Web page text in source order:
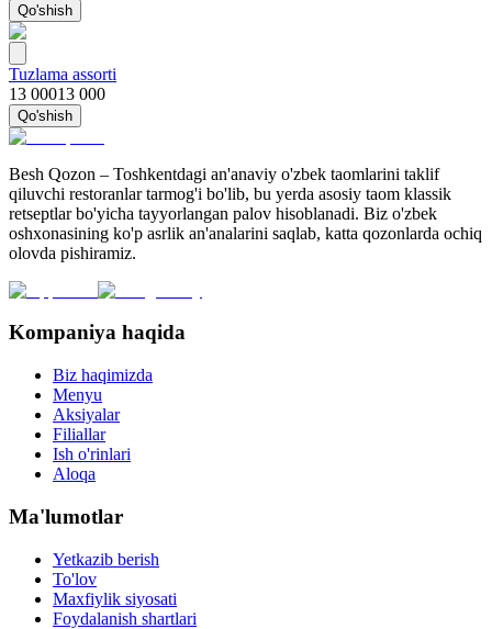
Qo'shish
Tuzlama assorti
13 00013 000
Qo'shish
Besh Qozon – Toshkentdagi an'anaviy o'zbek taomlarini taklif
qiluvchi restoranlar tarmog'i bo'lib, bu yerda asosiy taom klassik
retseptlar bo'yicha tayyorlangan palov hisoblanadi. Biz o'zbek
oshxonasining ko'p asrlik an'analarini saqlab, katta qozonlarda ochiq
olovda pishiramiz.
Kompaniya haqida
Biz haqimizda
Menyu
Aksiyalar
Filiallar
Ish o'rinlari
Aloqa
Ma'lumotlar
Yetkazib berish
To'lov
Maxfiylik siyosati
Foydalanish shartlari